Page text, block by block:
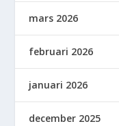
mars 2026
februari 2026
januari 2026
december 2025